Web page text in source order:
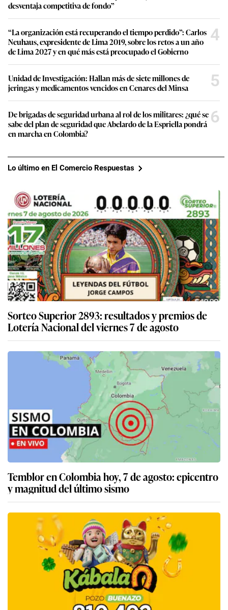
desventaja competitiva de fondo”
“La organización está recuperando el tiempo perdido”: Carlos
Neuhaus, expresidente de Lima 2019, sobre los retos a un año
de Lima 2027 y en qué más está preocupado el Gobierno
4
Unidad de Investigación: Hallan más de siete millones de
jeringas y medicamentos vencidos en Cenares del Minsa
5
De brigadas de seguridad urbana al rol de los militares: ¿qué se
sabe del plan de seguridad que Abelardo de la Espriella pondrá
en marcha en Colombia?
6
Lo último en El Comercio Respuestas
Sorteo Superior 2893: resultados y premios de
Lotería Nacional del viernes 7 de agosto
Temblor en Colombia hoy, 7 de agosto: epicentro
y magnitud del último sismo